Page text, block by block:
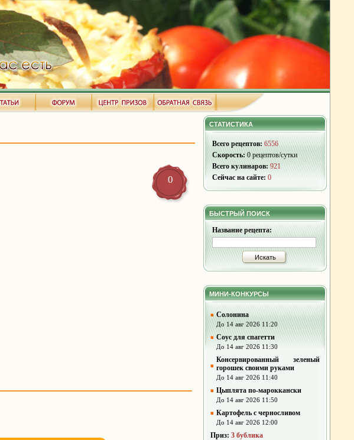
0
СТАТИСТИКА
Всего рецептов: 6556
Скорость:0 рецептов/сутки
Всего кулинаров: 921
Сейчас на сайте: 0
БЫСТРЫЙ ПОИСК
Название рецепта:
Искать
МИНИ-КОНКУРСЫ
Солонина
До 14 авг 2026 11:20
Соус для спагетти
До 14 авг 2026 11:30
Консервированный зеленый
горошек своими руками
До 14 авг 2026 11:40
Цыплята по-мароккански
До 14 авг 2026 11:50
Картофель с черносливом
До 14 авг 2026 12:00
Приз: 3 бублика